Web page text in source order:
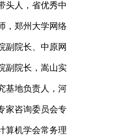
头人，省优秀中
，郑州大学网络
副院长、中原网
副院长，嵩山实
基地负责人，河
家咨询委员会专
算机学会常务理